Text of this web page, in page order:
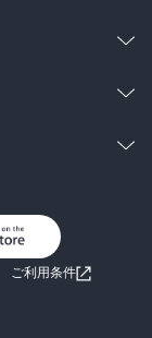
ベ
ご利用条件